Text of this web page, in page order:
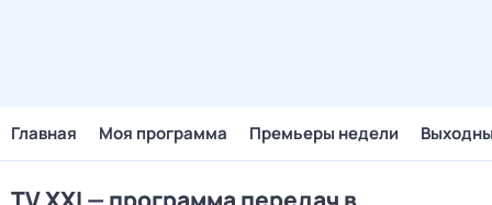
Главная Моя программа Премьеры недели